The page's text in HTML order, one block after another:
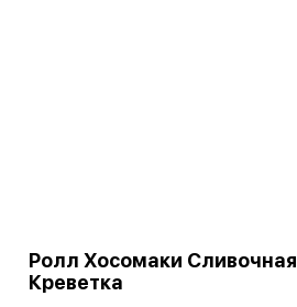
Ролл Хосомаки Сливочная
Креветка